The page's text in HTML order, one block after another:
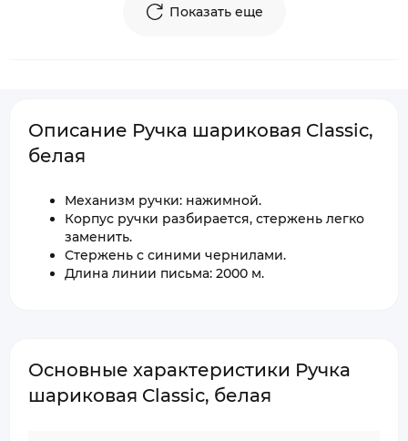
Показать еще
Описание Ручка шариковая Classic,
белая
Механизм ручки: нажимной.
Корпус ручки разбирается, стержень легко
заменить.
Стержень с синими чернилами.
Длина линии письма: 2000 м.
Основные характеристики Ручка
шариковая Classic, белая